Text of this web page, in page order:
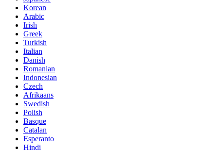
Korean
Arabic
Irish
Greek
Turkish
Italian
Danish
Romanian
Indonesian
Czech
Afrikaans
Swedish
Polish
Basque
Catalan
Esperanto
Hindi